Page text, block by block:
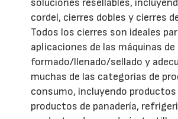
soluciones resellables,
cordel, cierres dobles y cierres
Todos los cierres son ideales
aplicaciones de las máquinas de
formado/llenado/sellado y
muchas de las categorías de
consumo, incluyendo
productos de panadería,